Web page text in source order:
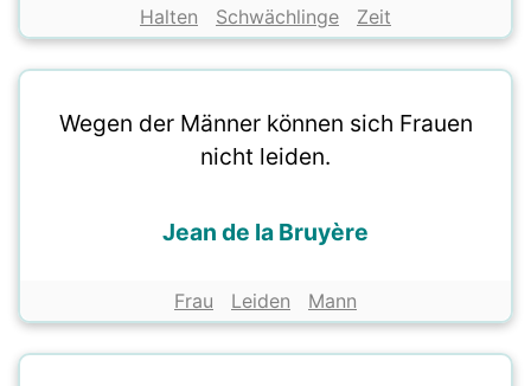
Halten Schwächlinge Zeit
Wegen der Männer können sich Frauen
nicht leiden.
Jean de la Bruyère
Frau Leiden Mann